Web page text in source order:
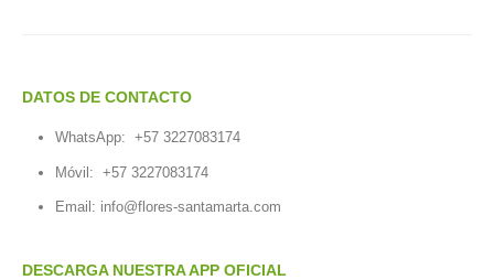
DATOS DE CONTACTO
WhatsApp: +57 3227083174
Móvil: +57 3227083174
Email: info@flores-santamarta.com
DESCARGA NUESTRA APP OFICIAL